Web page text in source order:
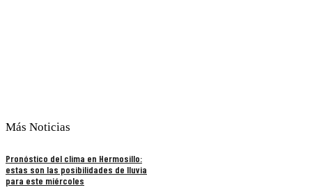
Más Noticias
Pronóstico del clima en Hermosillo:
estas son las posibilidades de lluvia
para este miércoles